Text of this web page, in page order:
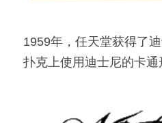
1959年，任天堂获得了
扑克上使用迪士尼的卡通